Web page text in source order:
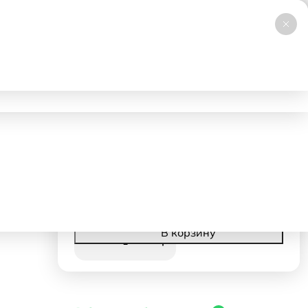
Заказать звонок
НОВИНКА
В корзинуКорзина